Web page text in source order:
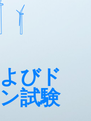
びド
試験